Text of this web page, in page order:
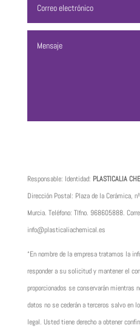
Responsable: Identidad: PLASTICALIA
Dirección Postal: Plaza de la Cerámica,
Murcia. Teléfono: Tlfno. 968605888.
info@plasticaliachemical.es
“En nombre de la empresa tratamos la
responder a su solicitud y mantener el
proporcionados se conservarán
datos no se cederán a terceros salvo en
legal. Usted tiene derecho a obtener